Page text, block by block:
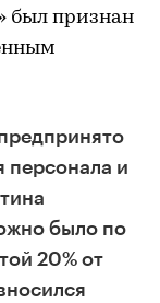
был признан
персонала и
было по
20% от